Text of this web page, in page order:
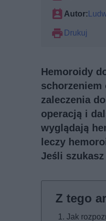
Autor:
Drukuj
Hemoroidy
schorzeniem
zaleczenia
operacją i
wyglądają
leczy
Jeśli
Jak